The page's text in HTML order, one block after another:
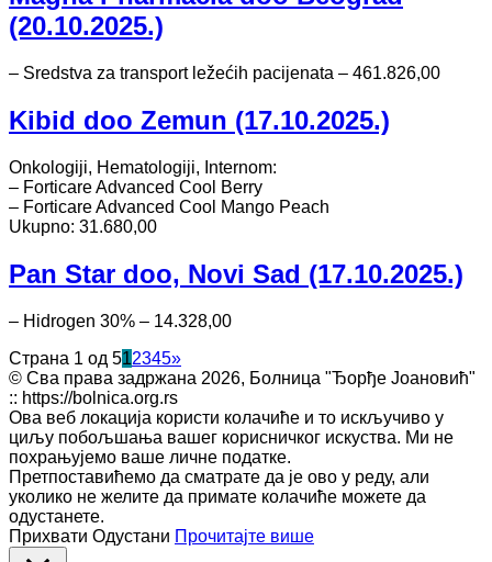
(20.10.2025.)
– Sredstva za transport ležećih pacijenata – 461.826,00
Kibid doo Zemun (17.10.2025.)
Onkologiji, Hematologiji, Internom:
– Forticare Advanced Cool Berry
– Forticare Advanced Cool Mango Peach
Ukupno: 31.680,00
Pan Star doo, Novi Sad (17.10.2025.)
– Hidrogen 30% – 14.328,00
Страна 1 од 512345»
© Сва права задржана 2026, Болница "Ђорђе Јоановић"
:: https://bolnica.org.rs
Ова веб локација користи колачиће и то искључиво у
циљу побољшања вашег корисничког искуства. Ми не
похрањујемо ваше личне податке.
Претпоставићемо да сматрате да је ово у реду, али
уколико не желите да примате колачиће можете да
одустанете.
Прихвати Одустани Прочитајте више